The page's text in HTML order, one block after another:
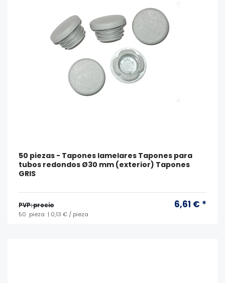
50 piezas - Tapones lamelares Tapones para
tubos redondos Ø30 mm (exterior) Tapones
GRIS
PVP: precio 6,61 € *
50 pieza | 0,13 € / pieza